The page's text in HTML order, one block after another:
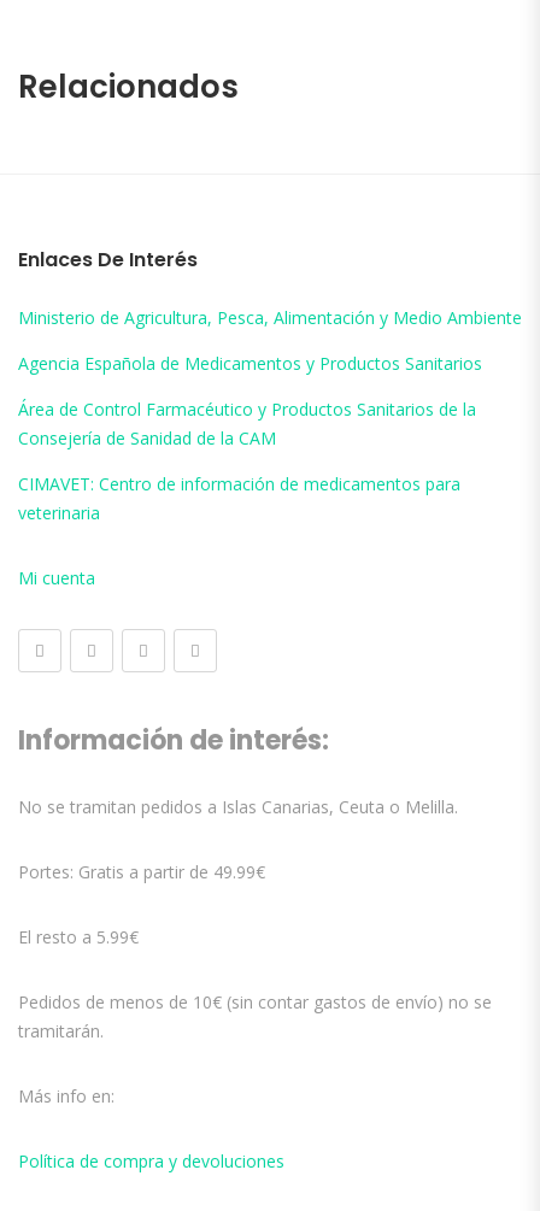
Relacionados
Enlaces De Interés
Ministerio de Agricultura, Pesca, Alimentación y Medio Ambiente
Agencia Española de Medicamentos y Productos Sanitarios
Área de Control Farmacéutico y Productos Sanitarios de la
Consejería de Sanidad de la CAM
CIMAVET: Centro de información de medicamentos para
veterinaria
Mi cuenta
Información de interés:
No se tramitan pedidos a Islas Canarias, Ceuta o Melilla.
Portes: Gratis a partir de 49.99€
El resto a 5.99€
Pedidos de menos de 10€ (sin contar gastos de envío) no se
tramitarán.
Más info en:
Política de compra y devoluciones